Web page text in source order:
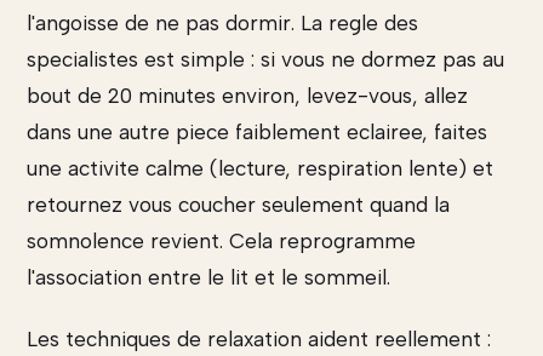
l'angoisse de ne pas dormir. La regle des
specialistes est simple : si vous ne dormez pas au
bout de 20 minutes environ, levez-vous, allez
dans une autre piece faiblement eclairee, faites
une activite calme (lecture, respiration lente) et
retournez vous coucher seulement quand la
somnolence revient. Cela reprogramme
l'association entre le lit et le sommeil.
Les techniques de relaxation aident reellement :